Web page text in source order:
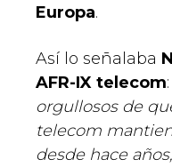
Europa.
Así lo señalaba
AFR-IX telecom:
orgullosos de
telecom
desde hace